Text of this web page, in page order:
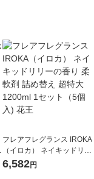
フレアフレグランス IROKA
（イロカ） ネイキッドリリ
ーの香り 柔軟剤 詰め替え 超
6,582円